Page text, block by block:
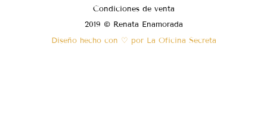
Condiciones de venta
2019 © Renata Enamorada
Diseño hecho con ♡ por La Oficina Secreta